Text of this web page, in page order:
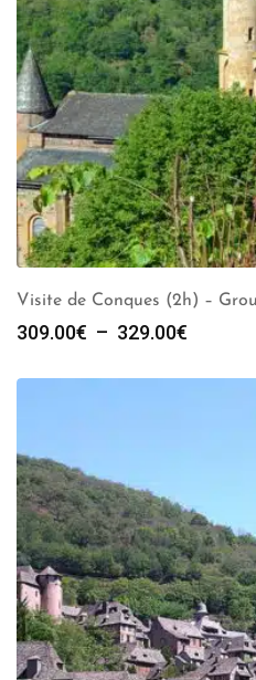
Visite de Conques (2h) –
309.00€ – 329.00€
prix :